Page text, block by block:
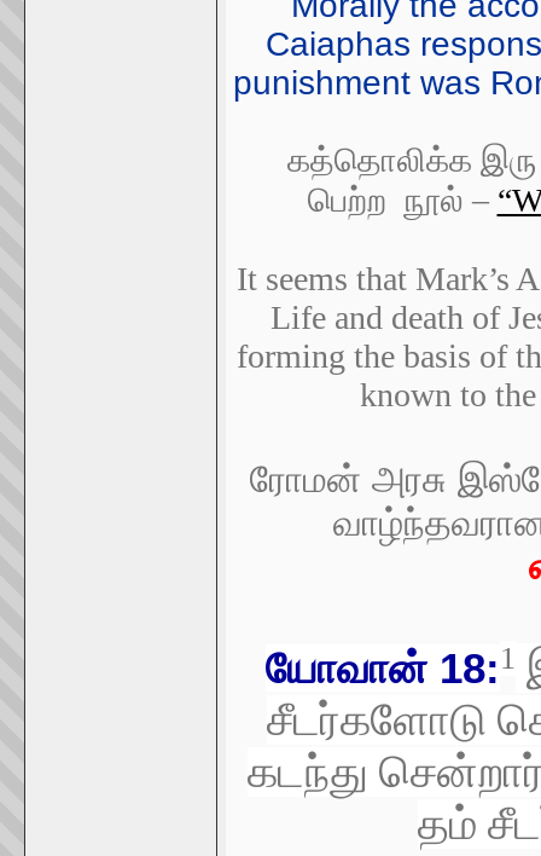
Caiaphas
punishment was
கத்தொலிக்க இரு
பெற்ற நூல் –
It seems that Mark’s
Life and death of
forming the basis of
known to
ரோமன் அரசு
யோவான்18:1
சீடர்களோடு
கடந்து
தம்